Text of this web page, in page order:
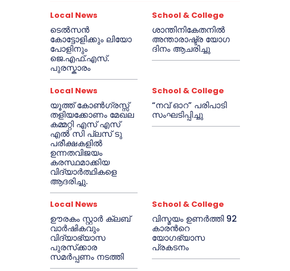
Local News
ടെൽസൻ
കോട്ടോളിക്കും ലിയോ
പോളിനും
ജെ.എഫ്.എസ്.
പുരസ്കാരം
School & College
ശാന്തിനികേതനിൽ
അന്താരാഷ്ട്ര യോഗ
ദിനം ആചരിച്ചു
Local News
യൂത്ത് കോൺഗ്രസ്സ്
തളിയക്കോണം മേഖല
കമ്മറ്റി എസ് എസ്
എൽ സി പ്ലസ് ടു
പരീക്ഷകളിൽ
ഉന്നതവിജയം
കരസ്ഥമാക്കിയ
വിദ്യാർത്ഥികളെ
ആദരിച്ചു.
School & College
“നവ് ഓറ” പരിപാടി
സംഘടിപ്പിച്ചു
Local News
ഊരകം സ്റ്റാർ ക്ലബ്
വാർഷികവും
വിദ്യാഭ്യാസ
പുരസ്‌ക്കാര
സമർപ്പണം നടത്തി
School & College
വിസ്മയം ഉണർത്തി 92
കാരൻറെ
യോഗഭ്യാസ
പ്രകടനം